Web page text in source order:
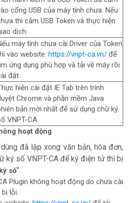
cổng USB của máy tính chưa. Nếu
thì cắm USB Token và thực hiện
dịch.
máy tính chưa cài Driver của Token
vào website: https://vnpt-ca.vn/ để
ứng dụng phù hợp và tải về máy rồi
đặt.
hiện cài đặt IE Tab trên trình
Chrome và phần mềm Java
bản mới nhất để sử dụng chữ ký
VNPT-CA.
hoạt động
đã lập xong văn bản, hóa đơn,
ký số VNPT-CA để ký điện tử thì bị
số”.
Plugin không hoạt động do chưa cài
lỗi.